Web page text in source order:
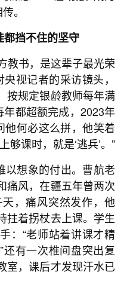
。
挡不住的坚守
教书，是这辈子最光荣
视记者的采访镜头，
按规定银龄教师每年满
都超额完成，2023年
他何必这么拼，他笑着
够课时，就是‘逃兵’。”
以想象的付出。曹航老
痛风，在疆五年曾两次
，痛风突然发作，他
拄着拐杖去上课。学生
：“老师站着讲课才精
有一次椎间盘突出复
室，课后才发现汗水已